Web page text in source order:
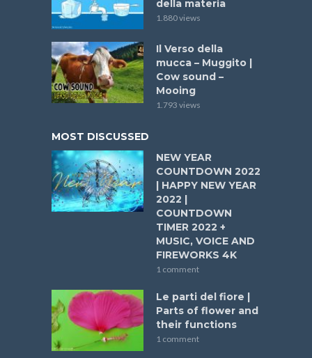
della materia
1.880 views
Il Verso della
mucca – Muggito |
Cow sound –
Mooing
1.793 views
MOST DISCUSSED
NEW YEAR
COUNTDOWN 2022
| HAPPY NEW YEAR
2022 |
COUNTDOWN
TIMER 2022 +
MUSIC, VOICE AND
FIREWORKS 4K
1 comment
Le parti del fiore |
Parts of flower and
their functions
1 comment